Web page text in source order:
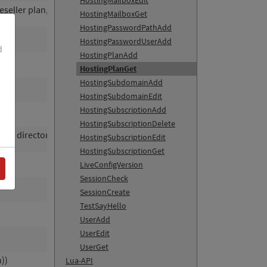
HostingMailboxGet
HostingPasswordPathAdd
HostingPasswordUserAdd
HostingPlanAdd
HostingPlanGet
HostingSubdomainAdd
HostingSubdomainEdit
HostingSubscriptionAdd
HostingSubscriptionDelete
HostingSubscriptionEdit
HostingSubscriptionGet
LiveConfigVersion
SessionCheck
SessionCreate
TestSayHello
UserAdd
UserEdit
UserGet
Lua-API
plan, : unlimited)
any directory)